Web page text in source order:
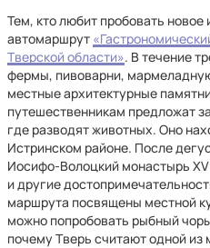
Тем, кто любит пробовать новое
автомаршрут
Тверской области». В течение
фермы, пивоварни,
местные архитектурные
путешественникам предложат
где разводят животных. Оно
Истринском районе. После
Иосифо-Волоцкий монастырь
и другие
маршрута посвящены местной
можно попробовать рыбный
почему Тверь считают одной